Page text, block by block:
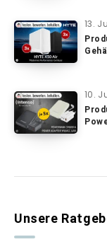
13.
10.
Unsere